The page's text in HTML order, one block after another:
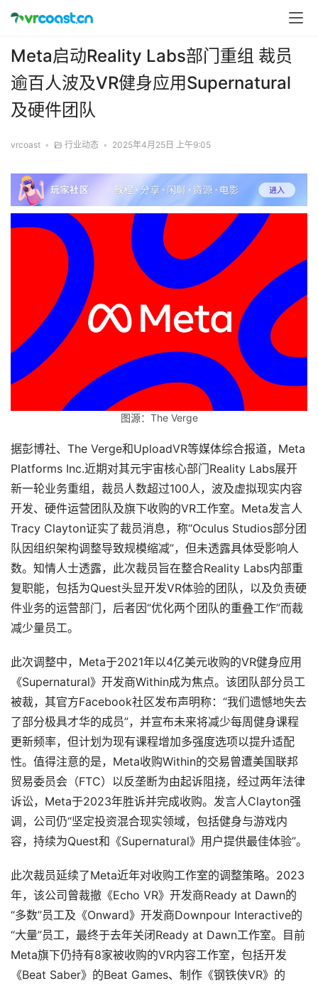
首
页
行
业
动
态
应
新
闻
V
R
设
Meta启动Reality Labs部门重组 裁员
逾百人波及VR健身应用Supernatural
及硬件团队​​
vrcoast • 行业动态 • 2025年4月25日 上午9:05
图源：The Verge
据彭博社、The Verge和UploadVR等媒体综合报道，Meta
Platforms Inc.近期对其元宇宙核心部门Reality Labs展开
新一轮业务重组，裁员人数超过100人，波及虚拟现实内容
开发、硬件运营团队及旗下收购的VR工作室。Meta发言人
Tracy Clayton证实了裁员消息，称“Oculus Studios部分团
队因组织架构调整导致规模缩减”，但未透露具体受影响人
数。知情人士透露，此次裁员旨在整合Reality Labs内部重
复职能，包括为Quest头显开发VR体验的团队，以及负责硬
件业务的运营部门，后者因“优化两个团队的重叠工作”而裁
减少量员工。
此次调整中，Meta于2021年以4亿美元收购的VR健身应用
《Supernatural》开发商Within成为焦点。该团队部分员工
被裁，其官方Facebook社区发布声明称：“我们遗憾地失去
了部分极具才华的成员”，并宣布未来将减少每周健身课程
更新频率，但计划为现有课程增加多强度选项以提升适配
性。值得注意的是，Meta收购Within的交易曾遭美国联邦
贸易委员会（FTC）以反垄断为由起诉阻挠，经过两年法律
诉讼，Meta于2023年胜诉并完成收购。发言人Clayton强
调，公司仍“坚定投资混合现实领域，包括健身与游戏内
容，持续为Quest和《Supernatural》用户提供最佳体验”。
此次裁员延续了Meta近年对收购工作室的调整策略。2023
年，该公司曾裁撤《Echo VR》开发商Ready at Dawn的
“多数”员工及《Onward》开发商Downpour Interactive的
“大量”员工，最终于去年关闭Ready at Dawn工作室。目前
Meta旗下仍持有8家被收购的VR内容工作室，包括开发
《Beat Saber》的Beat Games、制作《钢铁侠VR》的